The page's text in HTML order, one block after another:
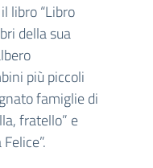
libro “Libro
della sua
più piccoli
famiglie di
fratello” e